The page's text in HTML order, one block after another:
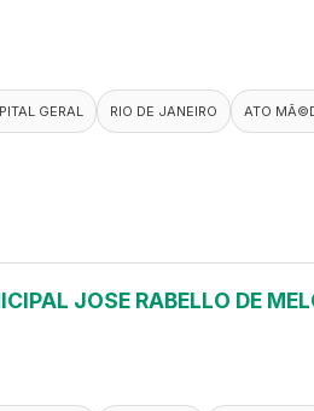
GERAL RIO DE JANEIRO ATO
JOSE RABELLO DE